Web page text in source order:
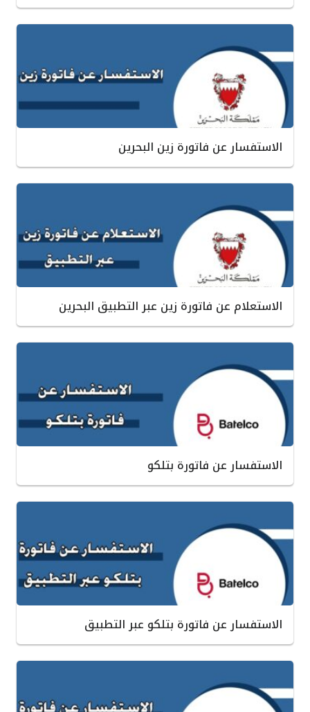
الاستفسار عن فاتورة زين البحرين
الاستعلام عن فاتورة زين عبر التطبيق البحرين
الاستفسار عن فاتورة بتلكو
الاستفسار عن فاتورة بتلكو عبر التطبيق